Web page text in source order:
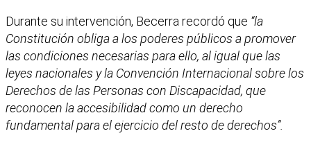
Durante su intervención, Becerra recordó que “la
Constitución obliga a los poderes públicos a promover
las condiciones necesarias para ello, al igual que las
leyes nacionales y la Convención Internacional sobre los
Derechos de las Personas con Discapacidad, que
reconocen la accesibilidad como un derecho
fundamental para el ejercicio del resto de derechos”.